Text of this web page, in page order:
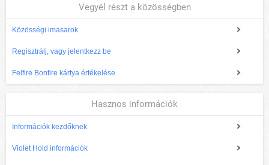
Vegyél részt a közösségben
Közösségi imasarok
Regisztrálj, vagy jelentkezz be
Felfire Bonfire kártya értékelése
Hasznos információk
Információk kezdőknek
Violet Hold információk